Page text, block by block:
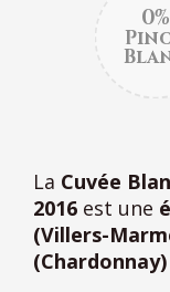
0%
La Cuvée
2016 est une
(Villers-
(Chardonnay)